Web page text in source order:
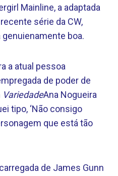
Mainline, a adaptada
série da CW,
boa.
a atual pessoa
de poder de
VariedadeAna Nogueira
tipo, ‘Não consigo
que está tão
de James Gunn